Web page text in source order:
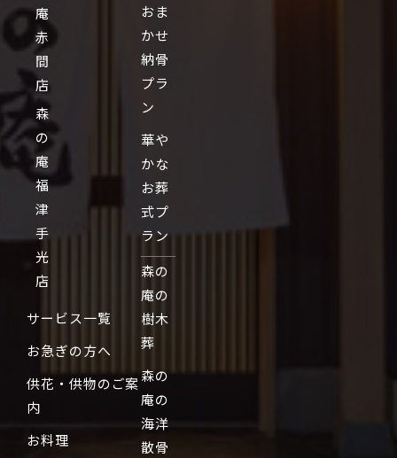
庵
赤
間
店
森
の
庵
福
津
手
光
店
サービス一覧
お急ぎの方へ
供花・供物のご案
内
お料理
おま
かせ
納骨
プラ
ン
華や
かな
お葬
式プ
ラン
森の
庵の
樹木
葬
森の
庵の
海洋
散骨